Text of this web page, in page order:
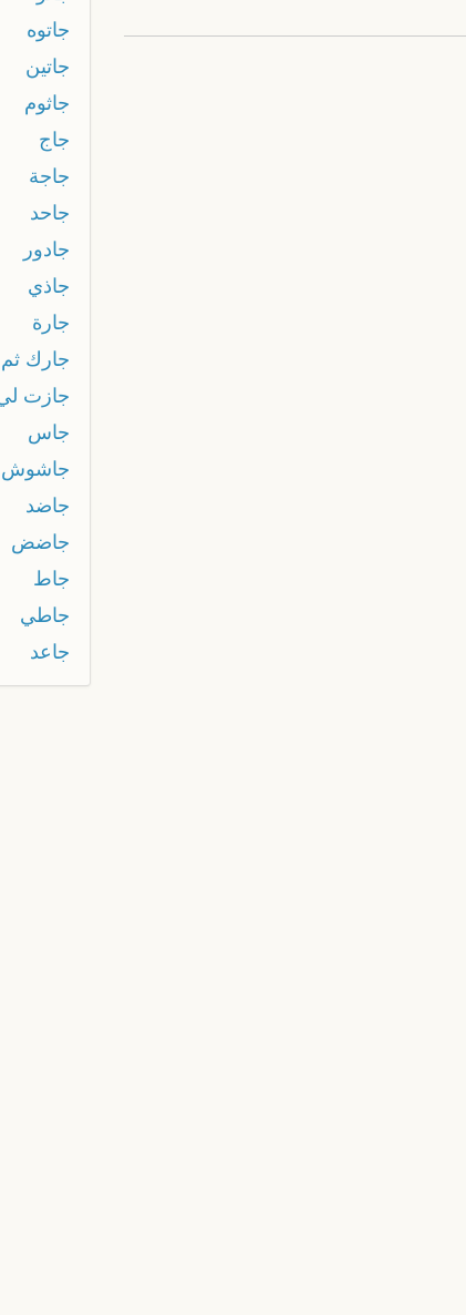
جاتوه
جاتين
جاثوم
جاج
جاجة
جاحد
جادور
جاذي
جارة
جارك
جازت
جاس
جاشوش
جاضد
جاضض
جاط
جاطي
جاعد